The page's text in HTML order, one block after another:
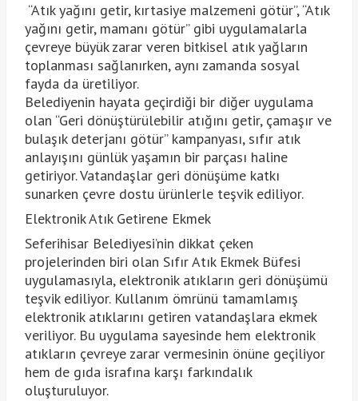
“Atık yağını getir, kırtasiye malzemeni götür”, “Atık
yağını getir, mamanı götür” gibi uygulamalarla
çevreye büyük zarar veren bitkisel atık yağların
toplanması sağlanırken, aynı zamanda sosyal
fayda da üretiliyor.
Belediyenin hayata geçirdiği bir diğer uygulama
olan “Geri dönüştürülebilir atığını getir, çamaşır ve
bulaşık deterjanı götür” kampanyası, sıfır atık
anlayışını günlük yaşamın bir parçası haline
getiriyor. Vatandaşlar geri dönüşüme katkı
sunarken çevre dostu ürünlerle teşvik ediliyor.
Elektronik Atık Getirene Ekmek
Seferihisar Belediyesi’nin dikkat çeken
projelerinden biri olan Sıfır Atık Ekmek Büfesi
uygulamasıyla, elektronik atıkların geri dönüşümü
teşvik ediliyor. Kullanım ömrünü tamamlamış
elektronik atıklarını getiren vatandaşlara ekmek
veriliyor. Bu uygulama sayesinde hem elektronik
atıkların çevreye zarar vermesinin önüne geçiliyor
hem de gıda israfına karşı farkındalık
oluşturuluyor.